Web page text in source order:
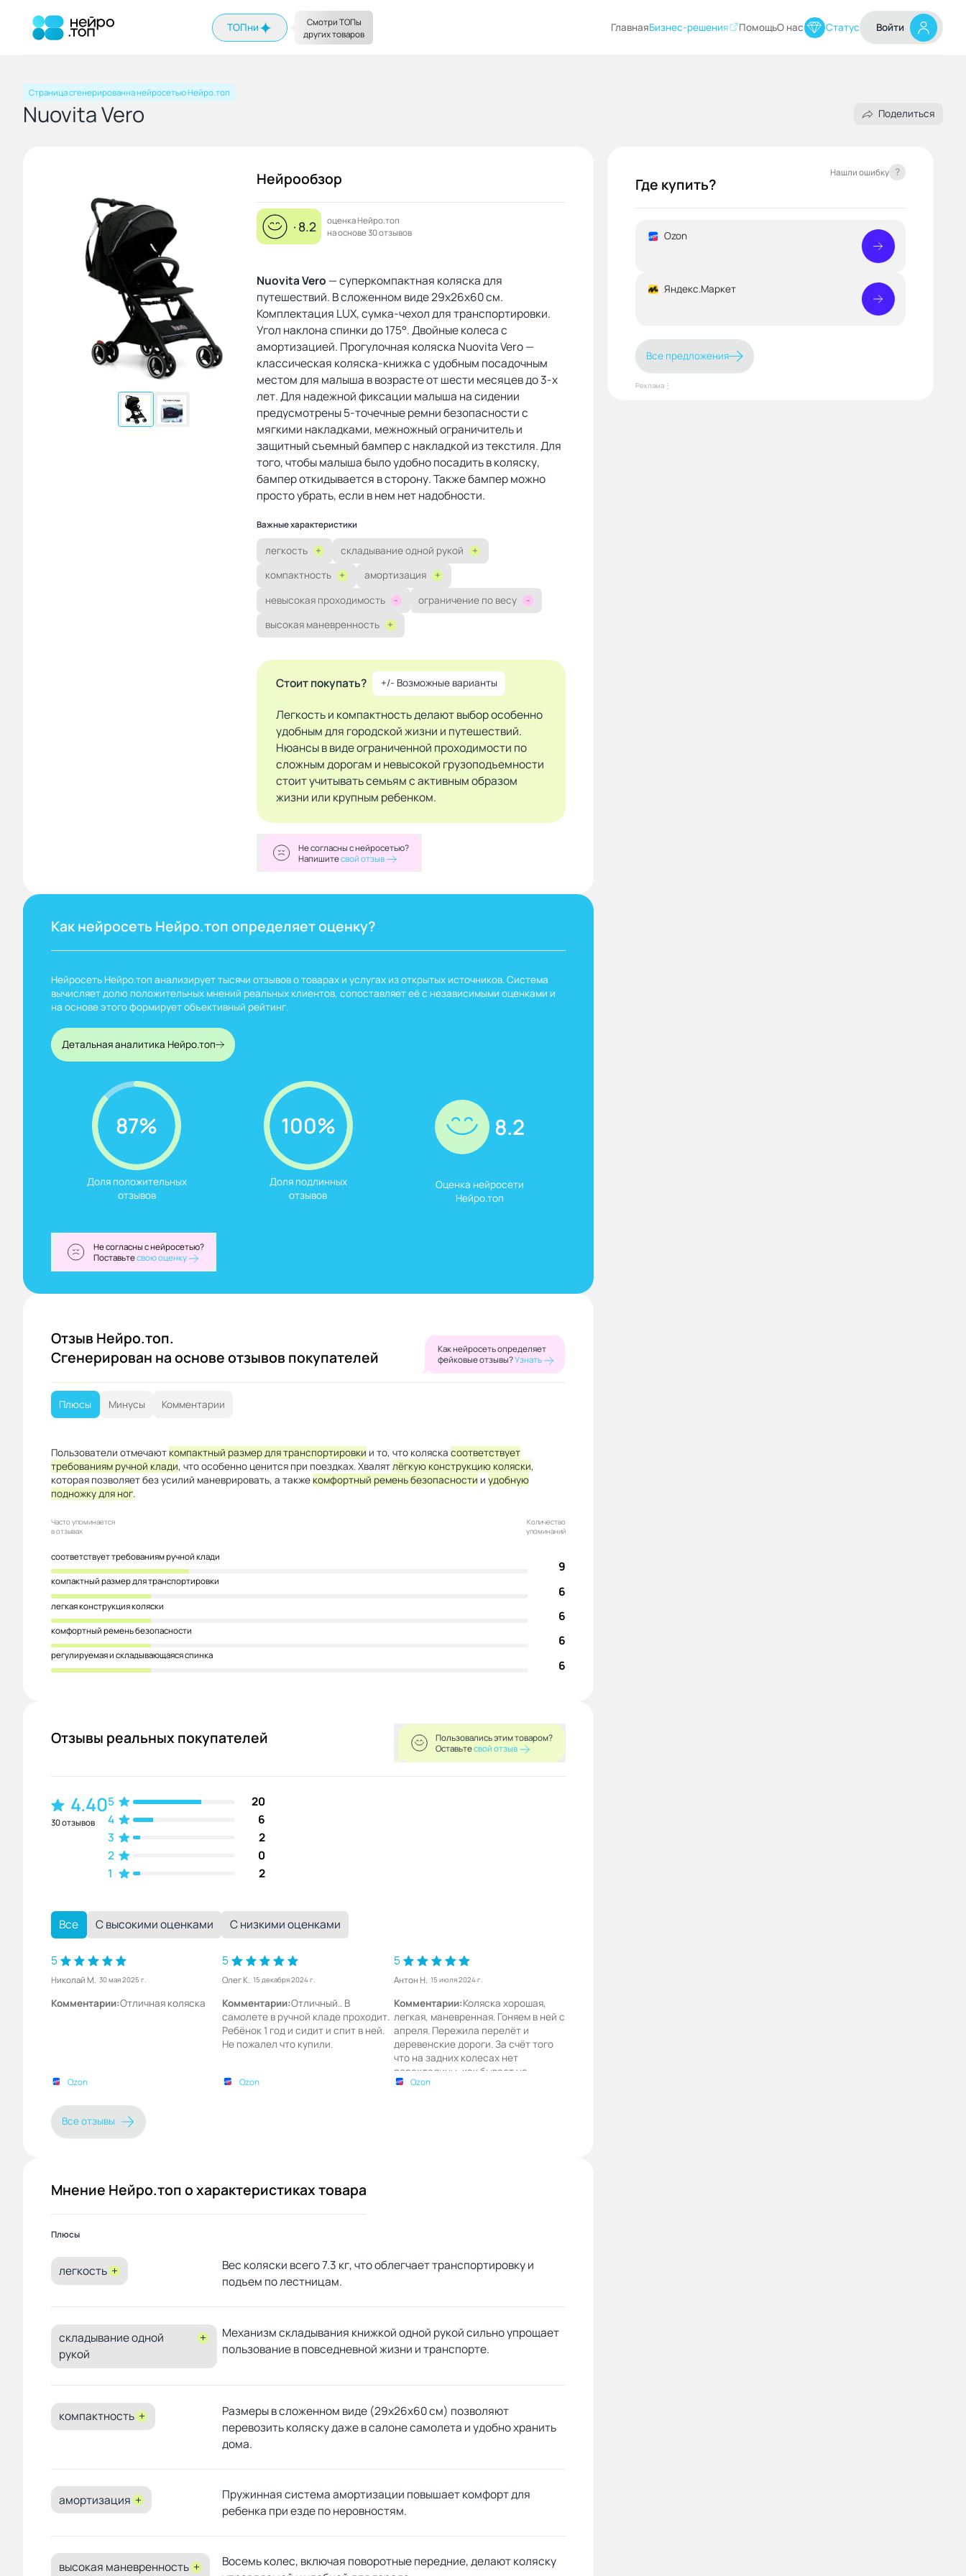
На главную ТОПни ГлавнаяБизнес-решения ПомощьО нас Статус Войти
Страница сгенерированна нейросетью Нейро.топ
Nuovita Vero Поделиться
Нейрообзор
· 8.2
оценка Нейро.топ
на основе 30 отзывов
Nuovita Vero — суперкомпактная коляска для
путешествий. В сложенном виде 29х26х60 см.
Комплектация LUX, сумка-чехол для транспортировки.
Угол наклона спинки до 175°. Двойные колеса с
амортизацией. Прогулочная коляска Nuovita Vero —
классическая коляска-книжка с удобным посадочным
местом для малыша в возрасте от шести месяцев до 3-х
лет. Для надежной фиксации малыша на сидении
предусмотрены 5-точечные ремни безопасности с
мягкими накладками, межножный ограничитель и
защитный съемный бампер с накладкой из текстиля. Для
того, чтобы малыша было удобно посадить в коляску,
бампер откидывается в сторону. Также бампер можно
просто убрать, если в нем нет надобности.
Важные характеристики
легкость + складывание одной рукой
+
компактность
+ амортизация
+
невысокая проходимость
- ограничение по весу
-
высокая маневренность
+
Стоит покупать? +/- Возможные варианты
Легкость и компактность делают выбор особенно
удобным для городской жизни и путешествий.
Нюансы в виде ограниченной проходимости по
сложным дорогам и невысокой грузоподъемности
стоит учитывать семьям с активным образом
жизни или крупным ребенком.
Не согласны с нейросетью?
Напишитесвой отзыв
Как нейросеть Нейро.топ определяет оценку?
Нейросеть Нейро.топ анализирует тысячи отзывов о товарах и услугах из открытых источников. Система
вычисляет долю положительных мнений реальных клиентов, сопоставляет её с независимыми оценками и
на основе этого формирует объективный рейтинг.
Детальная аналитика Нейро.топ
87%
Доля положительных
отзывов
100%
Доля подлинных
отзывов
8.2
Оценка нейросети
Нейро.топ
Не согласны с нейросетью?
Поставьтесвою оценку
Отзыв Нейро.топ.
Сгенерирован на основе отзывов покупателей
Как нейросеть определяет
фейковые отзывы?Узнать
Плюсы Минусы Комментарии
Пользователи отмечают компактный размер для транспортировки и то, что коляска соответствует
требованиям ручной клади, что особенно ценится при поездках. Хвалятлёгкую конструкцию коляски,
которая позволяет без усилий маневрировать, а также комфортный ремень безопасности и удобную
подножку для ног.
Часто упоминается
в отзывах
Количество
упоминаний
соответствует требованиям ручной клади
9
компактный размер для транспортировки
6
легкая конструкция коляски
6
комфортный ремень безопасности
6
регулируемая и складывающаяся спинка
6
Отзывы реальных покупателей
Пользовались этим товаром?
Оставьтесвой отзыв
4.40
30 отзывов
5
20
4
6
3
2
2
0
1
2
Все С высокими оценками С низкими оценками
5
Николай М. 30 мая 2025 г.
Комментарии:Отличная коляска
Ozon
5
Олег К. 15 декабря 2024 г.
Комментарии:Отличный.. В
самолете в ручной кладе проходит.
Ребёнок 1 год и сидит и спит в ней.
Не пожалел что купили.
Ozon
5
Антон Н. 15 июля 2024 г.
Комментарии:Коляска хорошая,
легкая, маневренная. Гоняем в ней с
апреля. Пережила перелёт и
деревенские дороги. За счёт того
что на задних колесах нет
перекладины, как бывает на
подобных колясках- отлично
Ozon
Все отзывы
Мнение Нейро.топ о характеристиках товара
Плюсы
легкость +
Вес коляски всего 7.3 кг, что облегчает транспортировку и
подъем по лестницам.
складывание одной
рукой
+
Механизм складывания книжкой одной рукой сильно упрощает
пользование в повседневной жизни и транспорте.
компактность +
Размеры в сложенном виде (29х26х60 см) позволяют
перевозить коляску даже в салоне самолета и удобно хранить
дома.
амортизация +
Пружинная система амортизации повышает комфорт для
ребенка при езде по неровностям.
высокая маневренность +
Восемь колес, включая поворотные передние, делают коляску
Где купить?
Нашли ошибку ?
Ozon
Яндекс.Маркет
Все предложения
Реклама⋮
Смотри ТОПы
других товаров